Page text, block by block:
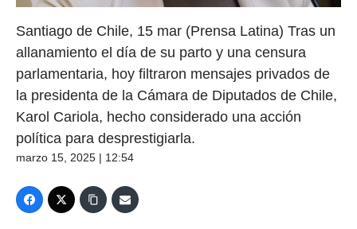
Santiago de Chile, 15 mar (Prensa Latina) Tras un
allanamiento el día de su parto y una censura
parlamentaria, hoy filtraron mensajes privados de
la presidenta de la Cámara de Diputados de Chile,
Karol Cariola, hecho considerado una acción
política para desprestigiarla.
marzo 15, 2025 | 12:54